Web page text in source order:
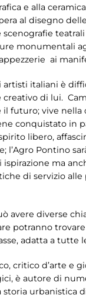
e alla
al disegno
monumentali
ai
artisti italiani è
creativo di lui.
il futuro; vive nella
conquistato in
libero,
l’Agro Pontino
ma
di servizio
avere diverse
potranno
adatta a tutte
critico d’arte e
è autore di
storia urbanistica